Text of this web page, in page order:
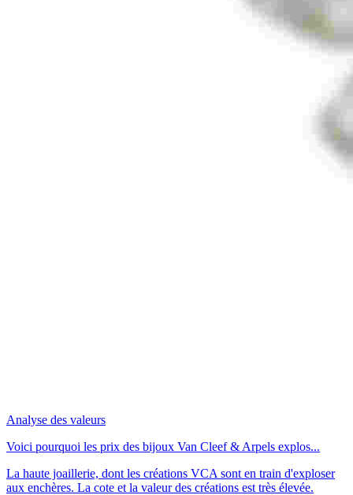
Analyse des valeurs
Voici pourquoi les prix des bijoux Van Cleef & Arpels explos...
La haute joaillerie, dont les créations VCA sont en train d'exploser
aux enchères. La cote et la valeur des créations est très élevée.